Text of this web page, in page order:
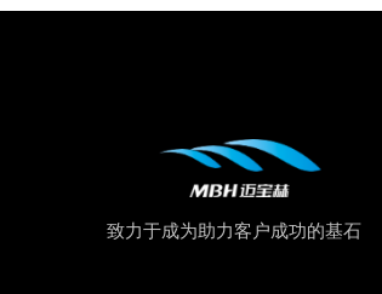
致力于成为助力客户成功的基石